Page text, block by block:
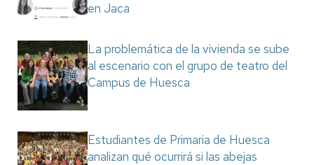
en Jaca
La problemática de la vivienda se sube
al escenario con el grupo de teatro del
Campus de Huesca
Estudiantes de Primaria de Huesca
analizan qué ocurrirá si las abejas